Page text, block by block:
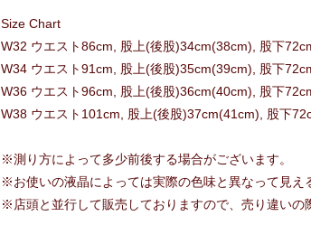
Size Chart
W32 ウエスト86cm, 股上(後股)34cm(38cm), 股下
W34 ウエスト91cm, 股上(後股)35cm(39cm), 股下
W36 ウエスト96cm, 股上(後股)36cm(40cm), 股下
W38 ウエスト101cm, 股上(後股)37cm(41cm), 股下
※測り方によって多少前後する場合がございます。
※お使いの液晶によっては実際の色味と異なって見え
※店頭と並行して販売しておりますので、売り違いの